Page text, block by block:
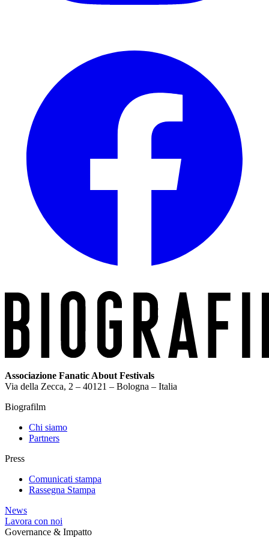
Associazione Fanatic About Festivals
Via della Zecca, 2 – 40121 – Bologna – Italia
Biografilm
Chi siamo
Partners
Press
Comunicati stampa
Rassegna Stampa
News
Lavora con noi
Governance & Impatto